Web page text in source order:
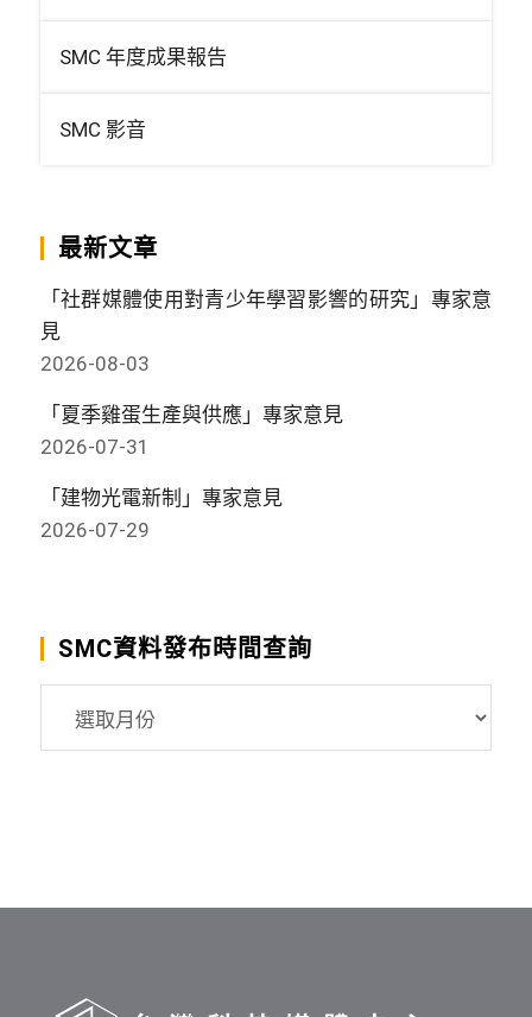
SMC 年度成果報告
SMC 影音
最新文章
「社群媒體使用對青少年學習影響的研究」專家意
見
2026-08-03
「夏季雞蛋生產與供應」專家意見
2026-07-31
「建物光電新制」專家意見
2026-07-29
SMC資料發布時間查詢